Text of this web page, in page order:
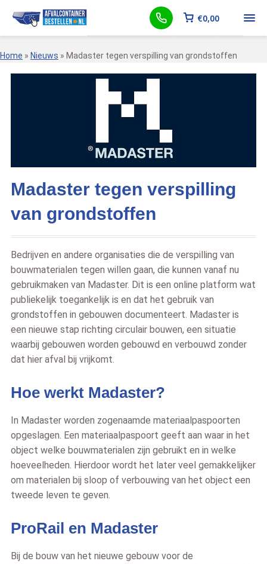
€0,00
Home » Nieuws » Madaster tegen verspilling van grondstoffen
Madaster tegen verspilling
van grondstoffen
Bedrijven en andere organisaties die de verspilling van
bouwmaterialen tegen willen gaan, die kunnen vanaf nu
gebruikmaken van Madaster. Dit is een online platform wat
publiekelijk toegankelijk is en dat het gebruik van
grondstoffen in gebouwen documenteert. Madaster is
een nieuwe stap richting circulair bouwen, een situatie
waarbij gebouwen worden gebouwd en verbouwd zonder
dat hier afval bij vrijkomt.
Hoe werkt Madaster?
In Madaster worden zogenaamde materiaalpaspoorten
opgeslagen. Een materiaalpaspoort geeft aan waar in het
object welke bouwmaterialen zijn gebruikt en in welke
hoeveelheden. Hierdoor wordt het later veel gemakkelijker
om materialen bij sloop of verbouwing van het object een
tweede leven te geven.
ProRail en Madaster
Bij de bouw van het nieuwe gebouw voor de